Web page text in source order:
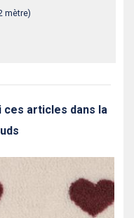
mètre)
articles dans la